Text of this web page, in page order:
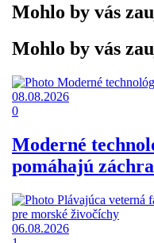
Mohlo by vás
Mohlo by vás
08.08.2026
0
Moderné
pomáhajú
06.08.2026